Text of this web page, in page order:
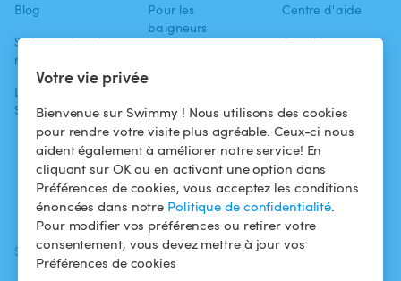
Votre vie privée
Bienvenue sur Swimmy ! Nous utilisons des cookies
pour rendre votre visite plus agréable. Ceux-ci nous
aident également à améliorer notre service! En
cliquant sur OK ou en activant une option dans
Préférences de cookies, vous acceptez les conditions
énoncées dans notre Politique de confidentialité.
Pour modifier vos préférences ou retirer votre
consentement, vous devez mettre à jour vos
Préférences de cookies
Blog
Swimmy dans les
médias
L'aventure
Swimmy
Pour les
baigneurs
propriétaires
Louer ma piscine
Comment ça
marche ?
Fiscalité
Centre d'aide
Conditions
confidentialité
Mentions légales
SUIVEZ-NOUS TÉLÉCHARGEZ L'APP